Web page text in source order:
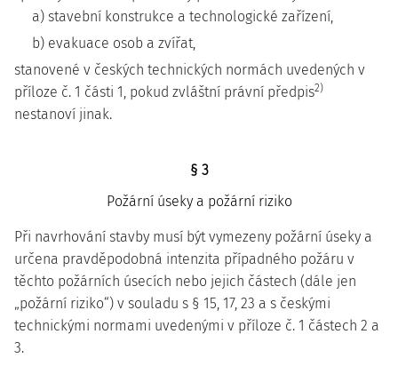
a) stavební konstrukce a technologické zařízení,
b) evakuace osob a zvířat,
stanovené v českých technických normách uvedených v
příloze č. 1 části 1, pokud zvláštní právní předpis2)
nestanoví jinak.
§ 3
Požární úseky a požární riziko
Při navrhování stavby musí být vymezeny požární úseky a
určena pravděpodobná intenzita případného požáru v
těchto požárních úsecích nebo jejich částech (dále jen
„požární riziko“) v souladu s § 15, 17, 23 a s českými
technickými normami uvedenými v příloze č. 1 částech 2 a
3.